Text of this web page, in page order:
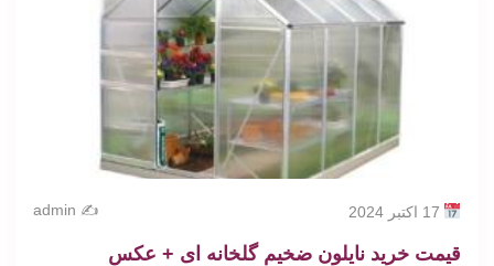
✍️ admin
قیمت خرید نایلون ضخیم گلخانه ای + عکس